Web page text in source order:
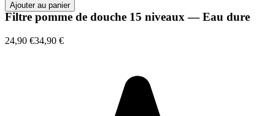
Ajouter au panier
Filtre pomme de douche 15 niveaux — Eau dure
24,90 €34,90 €